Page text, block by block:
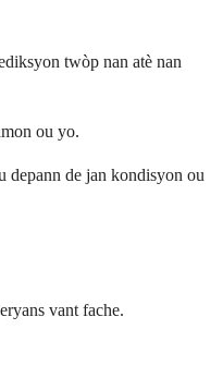
twòp nan atè nan
ou yo.
de jan kondisyon ou
vant fache.